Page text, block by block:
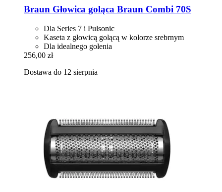
Braun Głowica goląca Braun Combi 70S
Dla Series 7 i Pulsonic
Kaseta z głowicą golącą w kolorze srebrnym
Dla idealnego golenia
256,00 zł
Dostawa do 12 sierpnia